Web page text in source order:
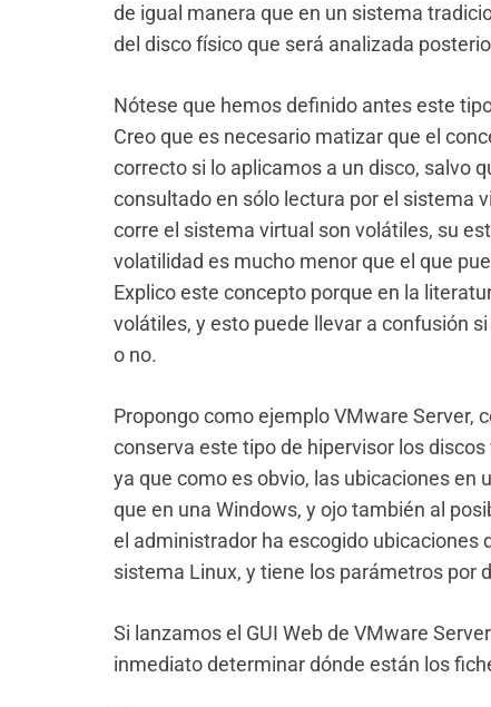
de igual manera que en un sistema
del disco físico que será analizada
Nótese que hemos definido antes este
Creo que es necesario matizar que el
correcto si lo aplicamos a un disco, salvo
consultado en sólo lectura por el sistema
corre el sistema virtual son volátiles, su
volatilidad es mucho menor que el que
Explico este concepto porque en la
volátiles, y esto puede llevar a confusión
o no.
Propongo como ejemplo VMware Server,
conserva este tipo de hipervisor los
ya que como es obvio, las ubicaciones en
que en una Windows, y ojo también al
el administrador ha escogido ubicaciones
sistema Linux, y tiene los parámetros por
Si lanzamos el GUI Web de VMware
inmediato determinar dónde están los